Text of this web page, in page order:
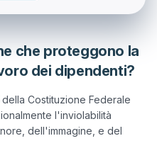
che proteggono la
dei dipendenti?
Costituzione Federale
l'inviolabilità
dell'immagine, e del